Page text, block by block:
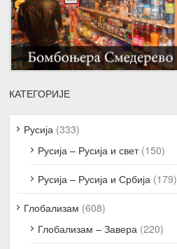
КАТЕГОРИЈЕ
Русија (333)
Русија – Русија и свет(150)
Русија – Русија и Србија (179)
Глобализам (608)
Глобализам – Завера (220)